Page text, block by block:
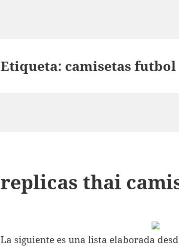
Etiqueta: camisetas futbol
replicas thai
La siguiente es una lista elaborada